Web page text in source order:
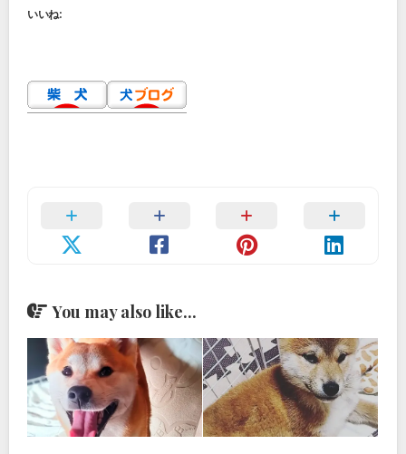
いいね:
You may also like...